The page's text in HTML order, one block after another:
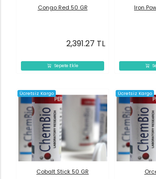
Sepete Ekle
Congo Red 50 GR
2,391.27 TL
Iron
Ücretsiz Kargo
Cobalt Stick 50 GR
Ücretsiz Kargo